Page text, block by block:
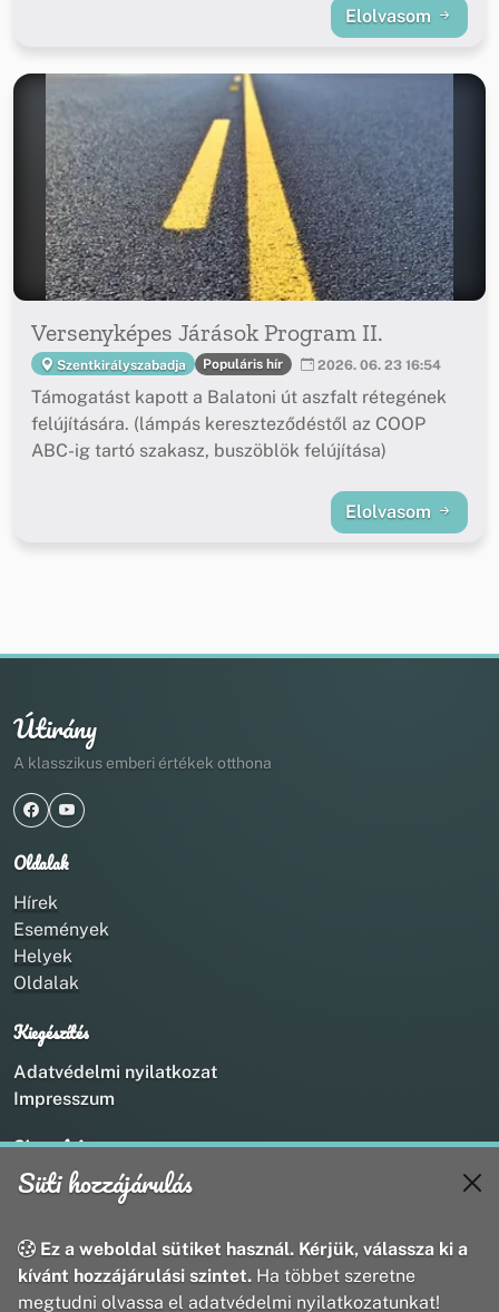
Elolvasom
Versenyképes Járások Program II.
Szentkirályszabadja Populáris hír 2026. 06. 23 16:54
Támogatást kapott a Balatoni út aszfalt rétegének
felújítására. (lámpás kereszteződéstől az COOP
ABC-ig tartó szakasz, buszöblök felújítása)
Elolvasom
Útirány
A klasszikus emberi értékek otthona
Oldalak
Hírek
Események
Helyek
Oldalak
Kiegészítés
Adatvédelmi nyilatkozat
Impresszum
Kapcsolat
+36 20 211 1888
webmaster@utirany.hu
8419 Csesznek, Vasút u.18.
Süti hozzájárulás
Ez a weboldal sütiket használ. Kérjük, válassza ki a
kívánt hozzájárulási szintet. Ha többet szeretne
megtudni olvassa el adatvédelmi nyilatkozatunkat!